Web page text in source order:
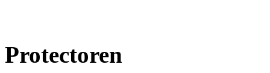
Protectoren